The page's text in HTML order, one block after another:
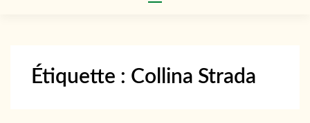
Étiquette : Collina Strada